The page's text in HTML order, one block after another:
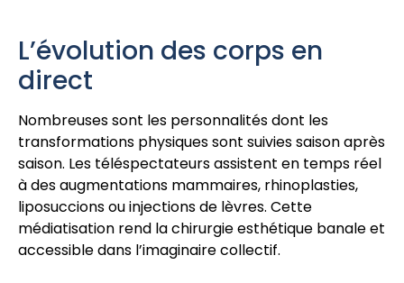
L’évolution des corps en
direct
Nombreuses sont les personnalités dont les
transformations physiques sont suivies saison après
saison. Les téléspectateurs assistent en temps réel
à des augmentations mammaires, rhinoplasties,
liposuccions ou injections de lèvres. Cette
médiatisation rend la chirurgie esthétique banale et
accessible dans l’imaginaire collectif.